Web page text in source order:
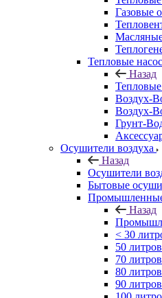
Газовые
Тепловые
Назад
Воздух-
Воздух-
Грунт-
Осушители воздуха
Назад
Осушители
Бытовые
Назад
< 30
50 литров
70 литров
80 литров
90 литров